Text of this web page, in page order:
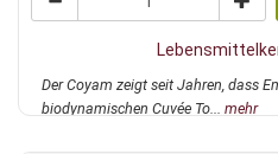
Der Coyam zeigt seit Jahren, dass
biodynamischen Cuvée To... mehr